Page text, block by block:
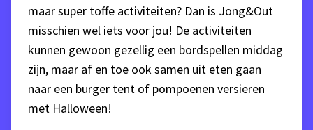
maar super toffe activiteiten? Dan is Jong&Out
misschien wel iets voor jou! De activiteiten
kunnen gewoon gezellig een bordspellen middag
zijn, maar af en toe ook samen uit eten gaan
naar een burger tent of pompoenen versieren
met Halloween!